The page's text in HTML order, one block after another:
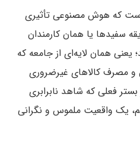
که هوش مصنوعی تأثیری
سفیدها یا همان کارمندان
همان لایه‌ای از جامعه که
مصرف کالاهای غیرضروری
فعلی که شاهد نابرابری
یک واقعیت ملموس و نگرانی